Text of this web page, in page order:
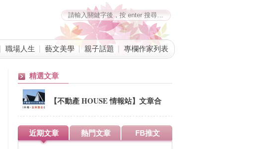
職場人生 藝文美學 親子話題 專欄作家列表
精選文章
【不動產 HOUSE 情報站】文章合
併公告
近期文章 熱門文章 FB推文